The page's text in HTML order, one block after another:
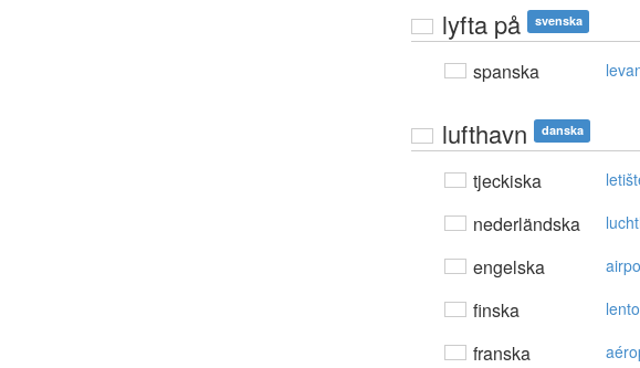
lyfta på svenska
spanska
lufthavn danska
tjeckiska
nederländska
engelska
finska
franska